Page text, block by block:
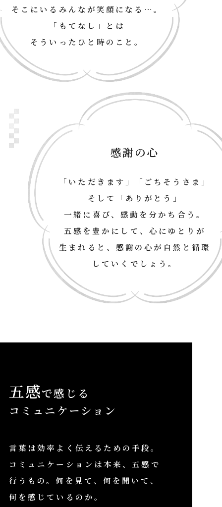
そこにいるみんなが笑顔になる…。
「もてなし」とは
そういったひと時のこと。
感謝の心
「いただきます」「ごちそうさま」
そして「ありがとう」
一緒に喜び、感動を分かち合う。
五感を豊かにして、心にゆとりが
生まれると、感謝の心が自然と循環
していくでしょう。
五感で感じる
コミュニケーション
言葉は効率よく伝えるための手段。
コミュニケーションは本来、 五感で
行うもの。何を見て、何を聞いて、
何を感じているのか。